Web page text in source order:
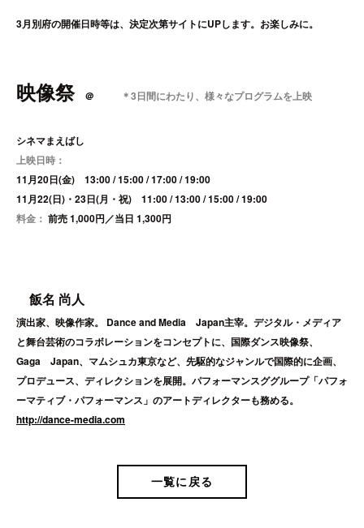
3月別府の開催日時等は、決定次第サイトにUPします。お楽しみに。
映像祭＠ ＊3日間にわたり、様々なプログラムを上映
シネマまえばし
上映日時：
11月20日(金) 13:00 / 15:00 / 17:00 / 19:00
11月22(日)・ 23日(月・祝) 11:00 / 13:00 / 15:00 / 19:00
料金： 前売1,000円／当日 1,300円
飯名 尚人
演出家、映像作家。 Dance and Media Japan主宰。デジタル・メディア
と舞台芸術のコラボレーションをコンセプトに、国際ダンス映像祭、
Gaga Japan、マムシュカ東京など、先駆的なジャンルで国際的に企画、
プロデュース、ディレクションを展開。パフォーマンスググループ「パフォ
ーマティブ・パフォーマンス」のアートディレクターも務める。
http://dance-media.com
一覧に戻る